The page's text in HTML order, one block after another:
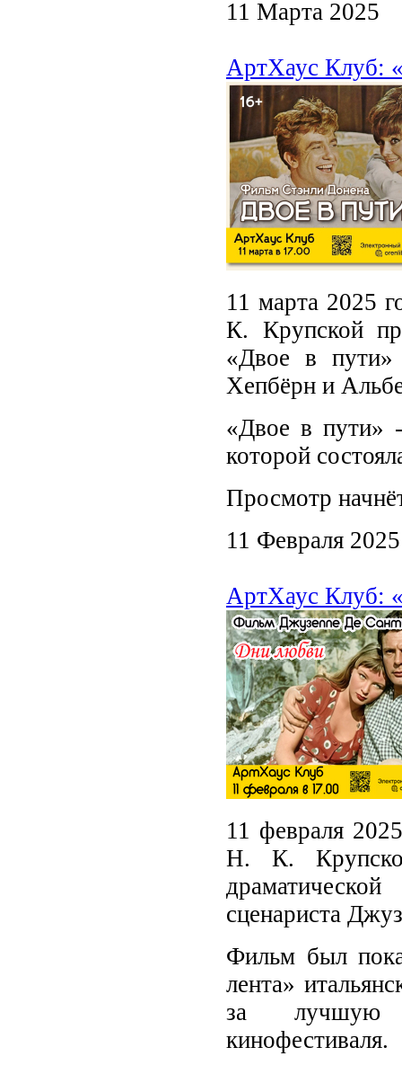
11 Марта 2025
АртХаус Клуб:
11 марта 2025
К. Крупской
«Двое в пути»
Хепбёрн и
«Двое в пути» -
которой
Просмотр
11 Февраля 2025
АртХаус Клуб:
11 февраля
Н. К.
сценариста
Фильм был
лента»
за лучшую
кинофестиваля.